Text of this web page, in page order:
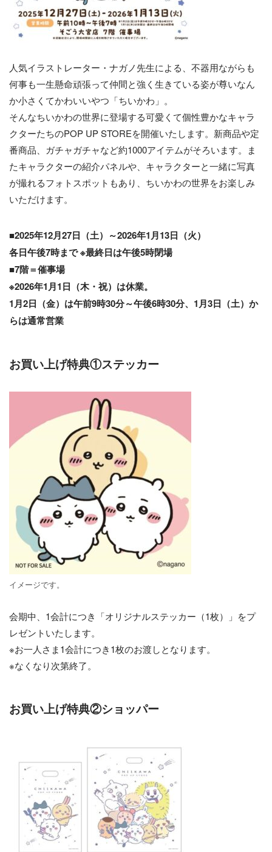
人気イラストレーター・ナガノ先生による、不器用ながらも
何事も一生懸命頑張って仲間と強く生きている姿が尊いなん
か小さくてかわいいやつ「ちいかわ」。
そんなちいかわの世界に登場する可愛くて個性豊かなキャラ
クターたちのPOP UP STOREを開催いたします。新商品や定
番商品、ガチャガチャなど約1000アイテムがそろいます。ま
たキャラクターの紹介パネルや、キャラクターと一緒に写真
が撮れるフォトスポットもあり、ちいかわの世界をお楽しみ
いただけます。
■2025年12月27日（土）～2026年1月13日（火）
各日午後7時まで ※最終日は午後5時閉場
■7階＝催事場
※2026年1月1日（木・祝）は休業。
1月2日（金）は午前9時30分～午後6時30分、1月3日（土）か
らは通常営業
お買い上げ特典①ステッカー
イメージです。
会期中、1会計につき「オリジナルステッカー（1枚）」をプ
レゼントいたします。
※お一人さま1会計につき1枚のお渡しとなります。
※なくなり次第終了。
お買い上げ特典②ショッパー